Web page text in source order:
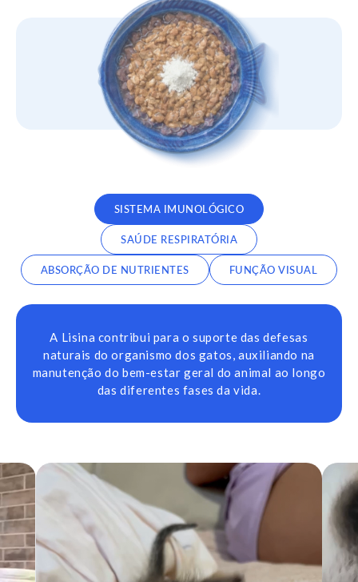
SISTEMA IMUNOLÓGICO
SAÚDE RESPIRATÓRIA
ABSORÇÃO DE NUTRIENTES FUNÇÃO VISUAL
A Lisina contribui para o suporte das defesas
naturais do organismo dos gatos, auxiliando na
manutenção do bem-estar geral do animal ao longo
das diferentes fases da vida.